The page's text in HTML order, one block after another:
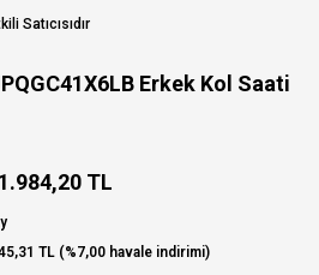
Satıcısıdır
Erkek Kol Saati
TL
TL (%7,00 havale indirimi)